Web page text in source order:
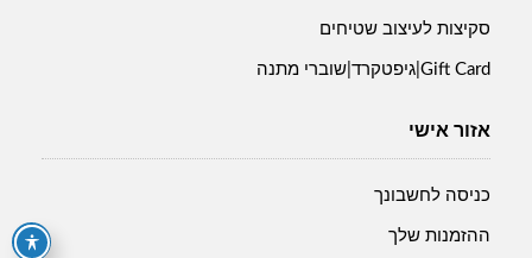
סקיצות לעיצוב שטיחים
Gift Card|גיפטקרד|שוברי מתנה
אזור אישי
כניסה לחשבונך
ההזמנות שלך